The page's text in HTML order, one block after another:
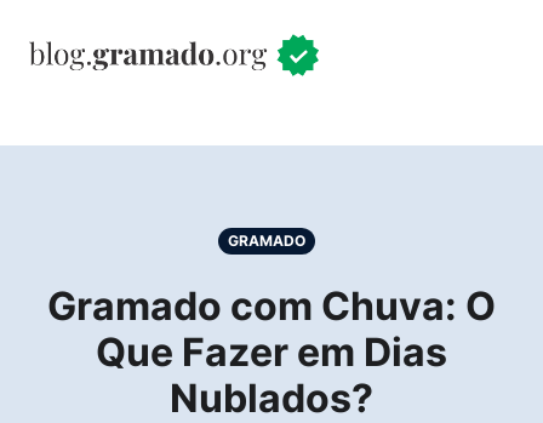
GRAMADO
Gramado com Chuva: O
Que Fazer em Dias
Nublados?